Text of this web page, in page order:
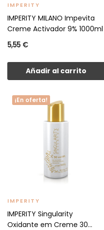
IMPERITY
IMPERITY MILANO Impevita
Creme Activador 9% 1000ml
5,55 €
Añadir al carrito
¡En oferta!
IMPERITY
IMPERITY Singularity
Oxidante em Creme 30